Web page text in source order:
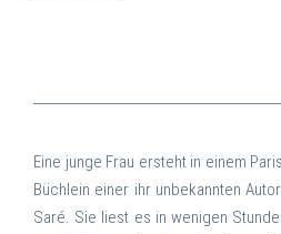
Eine junge Frau ersteht in einem
Büchlein einer ihr unbekannten
Saré. Sie liest es in wenigen